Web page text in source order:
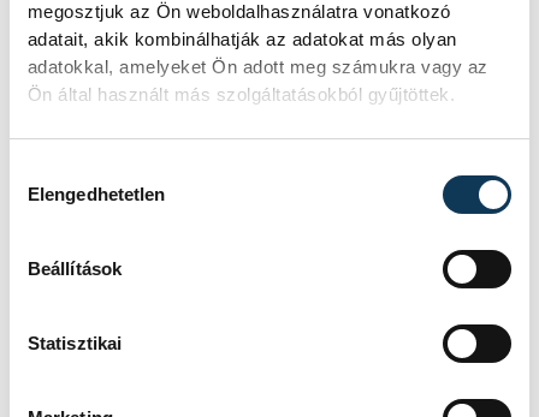
megosztjuk az Ön weboldalhasználatra vonatkozó
adatait, akik kombinálhatják az adatokat más olyan
adatokkal, amelyeket Ön adott meg számukra vagy az
Ön által használt más szolgáltatásokból gyűjtöttek.
Elengedhetetlen
Beállítások
Statisztikai
Egy furcsa halkonzerv
lett az Év Strandétele -
A Balatoni Kör idén tizenkettedik
alkalommal hirdette meg az év
eddiginél több, 22 vendéglátóhely 44
étellel indult. Egy fonyódi hely nyert...